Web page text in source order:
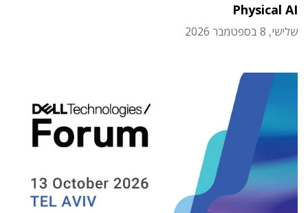
Physical AI
שלישי, 8 בספטמבר 2026